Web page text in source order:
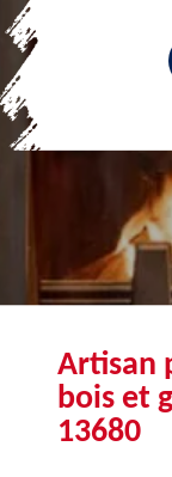
Artisan
bois et
13680